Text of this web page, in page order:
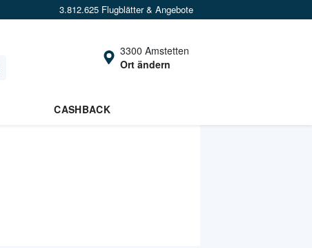
3.812.625 Flugblätter & Angebote
3300 Amstetten
Ort ändern
CASHBACK